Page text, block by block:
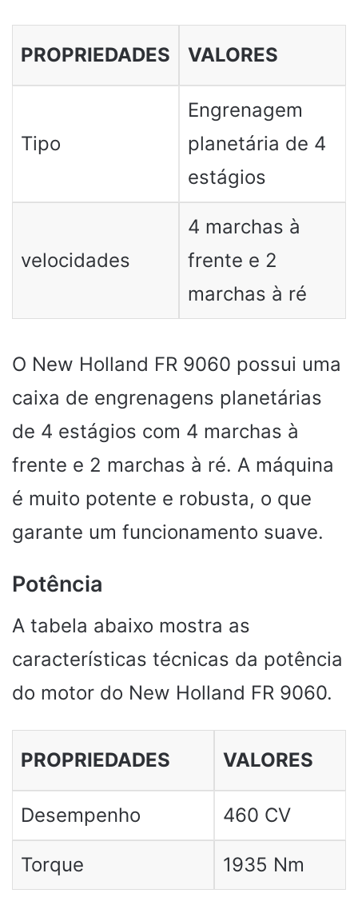
PROPRIEDADES VALORES
Tipo
Engrenagem
planetária de 4
estágios
velocidades
4 marchas à
frente e 2
marchas à ré
O New Holland FR 9060 possui uma
caixa de engrenagens planetárias
de 4 estágios com 4 marchas à
frente e 2 marchas à ré. A máquina
é muito potente e robusta, o que
garante um funcionamento suave.
Potência
A tabela abaixo mostra as
características técnicas da potência
do motor do New Holland FR 9060.
PROPRIEDADES VALORES
Desempenho 460 CV
Torque 1935 Nm